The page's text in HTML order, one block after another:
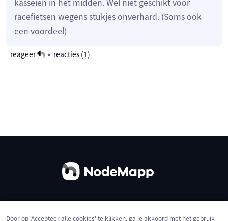
kasseien in het midden. Wel niet geschikt voor
racefietsen wegens stukjes onverhard. (Soms ook
een voordeel)
reageer • reacties (1)
Door op 'Accepteer alle cookies' te klikken, ga je akkoord met het gebruik